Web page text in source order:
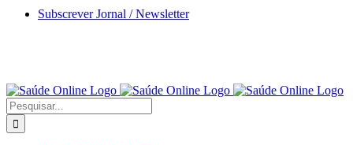
Skip
Subscrever Jornal / Newsletter
Pesquisar